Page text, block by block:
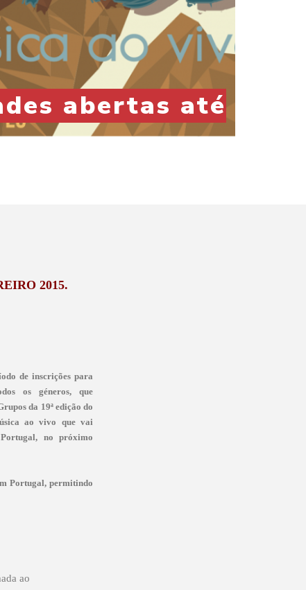
abertas até
2015.
de inscrições para
os géneros, que
da 19ª edição do
ao vivo que vai
no próximo
Portugal, permitindo
ao